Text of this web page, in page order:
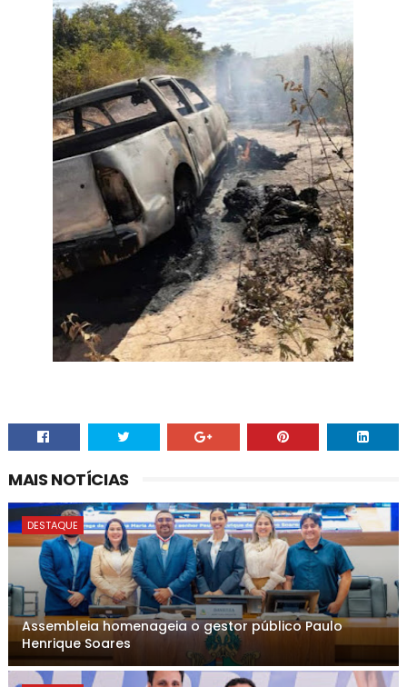
MAIS NOTÍCIAS
DESTAQUE
Assembleia homenageia o gestor público Paulo
Henrique Soares